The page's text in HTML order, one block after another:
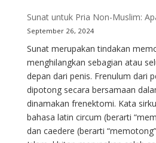
Sunat untuk Pria Non-Muslim:
September 26, 2024
Sunat merupakan tindakan
menghilangkan sebagian atau
depan dari penis. Frenulum dari
dipotong secara bersamaan
dinamakan frenektomi. Kata
bahasa latin circum (berarti
dan caedere (berarti